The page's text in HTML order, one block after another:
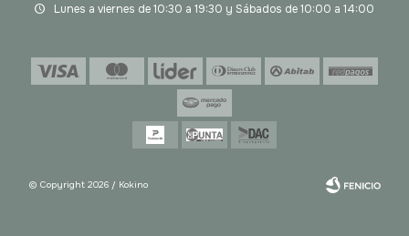
Lunes a viernes de 10:30 a 19:30 y Sábados de 10:00 a 14:00
© Copyright 2026 / Kokino